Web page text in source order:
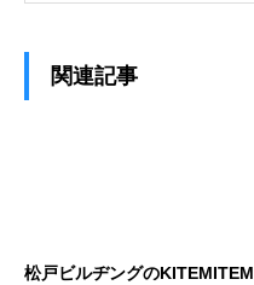
関連記事
松戸ビルヂングのKITEMITEM